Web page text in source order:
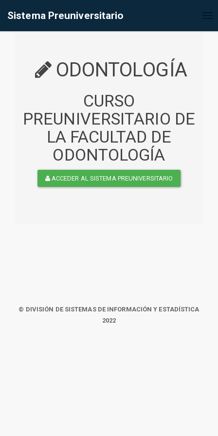
Sistema Preuniversitario
ODONTOLOGÍA
CURSO
PREUNIVERSITARIO DE
LA FACULTAD DE
ODONTOLOGÍA
ACCEDER AL SISTEMA PREUNIVERSITARIO
© DIVISIÓN DE SISTEMAS DE INFORMACIÓN Y ESTADÍSTICA
2022